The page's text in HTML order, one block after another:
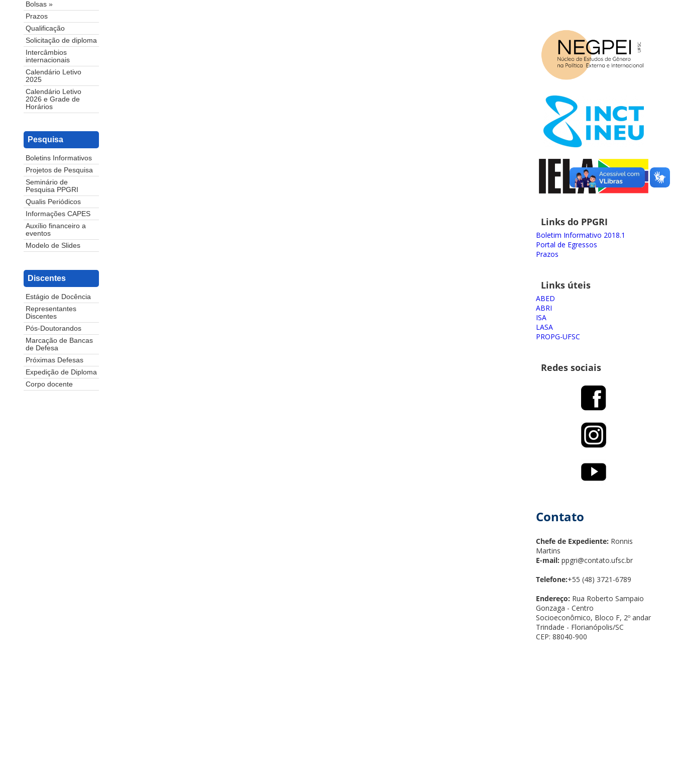
Bolsas »
Prazos
Qualificação
Solicitação de diploma
Intercâmbios
internacionais
Calendário Letivo
2025
Calendário Letivo
2026 e Grade de
Horários
Pesquisa
Boletins Informativos
Projetos de Pesquisa
Seminário de
Pesquisa PPGRI
Qualis Periódicos
Informações CAPES
Auxílio financeiro a
eventos
Modelo de Slides
Discentes
Estágio de Docência
Representantes
Discentes
Pós-Doutorandos
Marcação de Bancas
de Defesa
Próximas Defesas
Expedição de Diploma
Corpo docente
Links do PPGRI
Boletim Informativo 2018.1
Portal de Egressos
Prazos
Links úteis
ABED
ABRI
ISA
LASA
PROPG-UFSC
Redes sociais
Contato
Chefe de Expediente: Ronnis
Martins
E-mail: ppgri@contato.ufsc.br
Telefone:+55 (48) 3721-6789
Endereço: Rua Roberto Sampaio
Gonzaga - Centro
Socioeconômico, Bloco F, 2º andar
Trindade - Florianópolis/SC
CEP: 88040-900